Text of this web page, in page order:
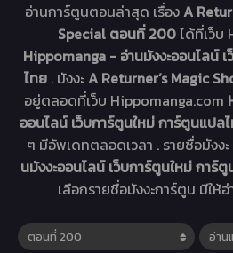
อ่านการ์ตูนตอนล่าสุด เรื่องA
Special ตอนที่ 200ได้ที่เว็บ
Hippomanga - อ่านมังงะออนไลน์
ไทย . มังงะA Returner’s Magic
อยู่ตลอดที่เว็บ Hippomanga.com
ออนไลน์ เว็บการ์ตูนใหม่ การ์ตูนแปล
ๆ มีอัพเดทตลอดเวลา . รายชื่อมังง
นมังงะออนไลน์ เว็บการ์ตูนใหม่ การ์
เลือกรายชื่อมังงะการ์ตูน มีให้